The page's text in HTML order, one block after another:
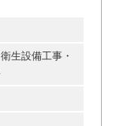
生設備工事・